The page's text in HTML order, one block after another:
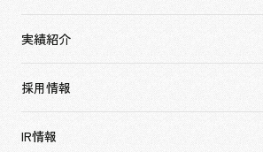
ソーシャルグッド
会社概要・アクセス
役員構成・組織図
実績紹介
アーバン & リテール
採用情報
IR情報